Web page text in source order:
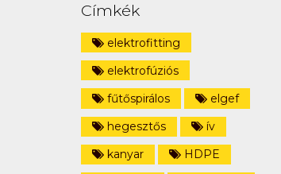
Címkék
elektrofitting
elektrofúziós
fűtőspirálos
elgef
hegesztős
ív
kanyar
HDPE